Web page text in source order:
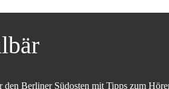
Berliner Südosten mit Tipps zum